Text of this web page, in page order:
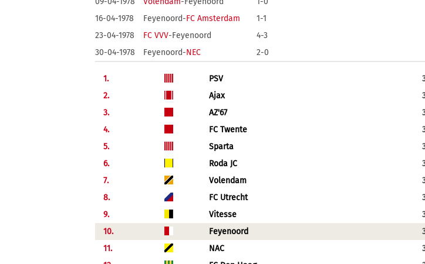
16-04-1978
Feyenoord-FC Amsterdam
1-1
23-04-1978
FC VVV-Feyenoord
4-3
30-04-1978
Feyenoord-NEC 2-0
1. PSV
2.
Ajax
3.
AZ'67
4.
FC Twente
5.
Sparta
6.
Roda JC
7.
Volendam
8.
FC Utrecht
9.
Vitesse
10.
Feyenoord
11.
NAC